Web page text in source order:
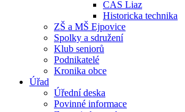
CAS Liaz
Historicka technika
ZŠ a MŠ Ejpovice
Spolky a sdružení
Klub seniorů
Podnikatelé
Kronika obce
Úřad
Úřední deska
Povinné informace